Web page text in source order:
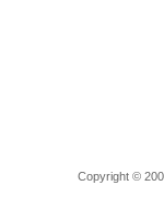
Copyright ©